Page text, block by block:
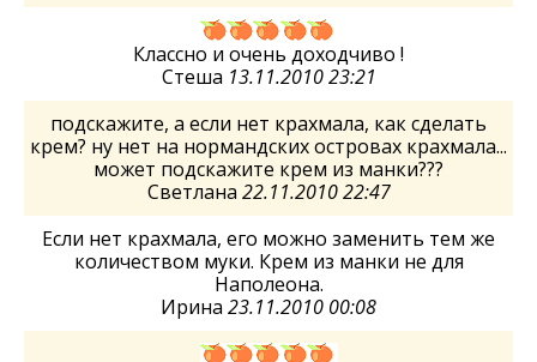
Классно и очень доходчиво !
Стеша 13.11.2010 23:21
подскажите, а если нет крахмала, как сделать
крем? ну нет на нормандских островах крахмала...
может подскажите крем из манки???
Светлана 22.11.2010 22:47
Если нет крахмала, его можно заменить тем же
количеством муки. Крем из манки не для
Наполеона.
Ирина 23.11.2010 00:08